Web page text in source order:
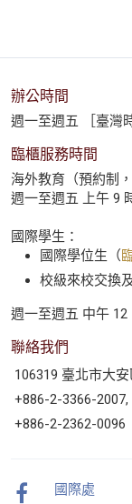
辦公時間
週一至週五 ［臺灣
臨櫃服務時間
海外教育（預約制，
週一至週五 上午 9
國際學生：
國際學位生（
校級來校交換
週一至週五 中午
聯絡我們
106319 臺北市大
+886-2-3366-
+886-2-2362-0096
國際處